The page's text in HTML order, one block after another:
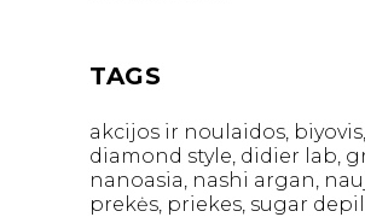
TAGS
akcijos ir noulaidos biyovis
diamond style didier lab
nanoasia nashi argan
prekės priekes sugar